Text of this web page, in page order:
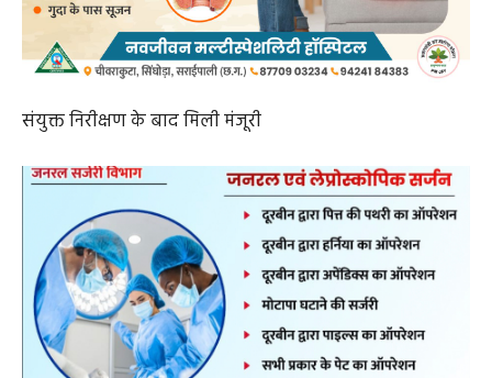
संयुक्त निरीक्षण के बाद मिली मंजूरी